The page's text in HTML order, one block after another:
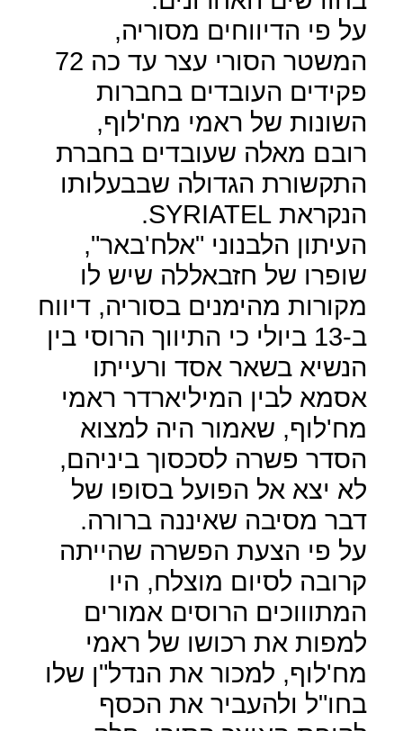
על פי הדיווחים מסוריה,
המשטר הסורי עצר עד כה 72
פקידים העובדים בחברות
השונות של ראמי מח'לוף,
רובם מאלה שעובדים בחברת
התקשורת הגדולה שבבעלותו
הנקראת SYRIATEL
.
העיתון הלבנוני "אלח'באר",
שופרו של חזבאללה שיש לו
מקורות מהימנים בסוריה, דיווח
ב-13 ביולי כי התיווך הרוסי בין
הנשיא בשאר אסד ורעייתו
אסמא לבין המיליארדר ראמי
מח'לוף, שאמור היה למצוא
הסדר פשרה לסכסוך ביניהם,
לא יצא אל הפועל בסופו של
דבר מסיבה שאיננה ברורה.
על פי הצעת הפשרה שהייתה
קרובה לסיום מוצלח, היו
המתוווכים הרוסים אמורים
למפות את רכושו של ראמי
מח'לוף, למכור את הנדל"ן שלו
בחו"ל ולהעביר את הכסף